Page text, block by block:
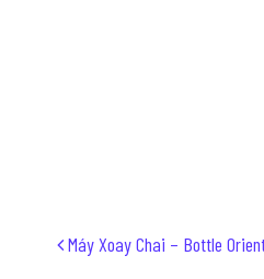
Post navigation
Máy Xoay Chai – Bottle